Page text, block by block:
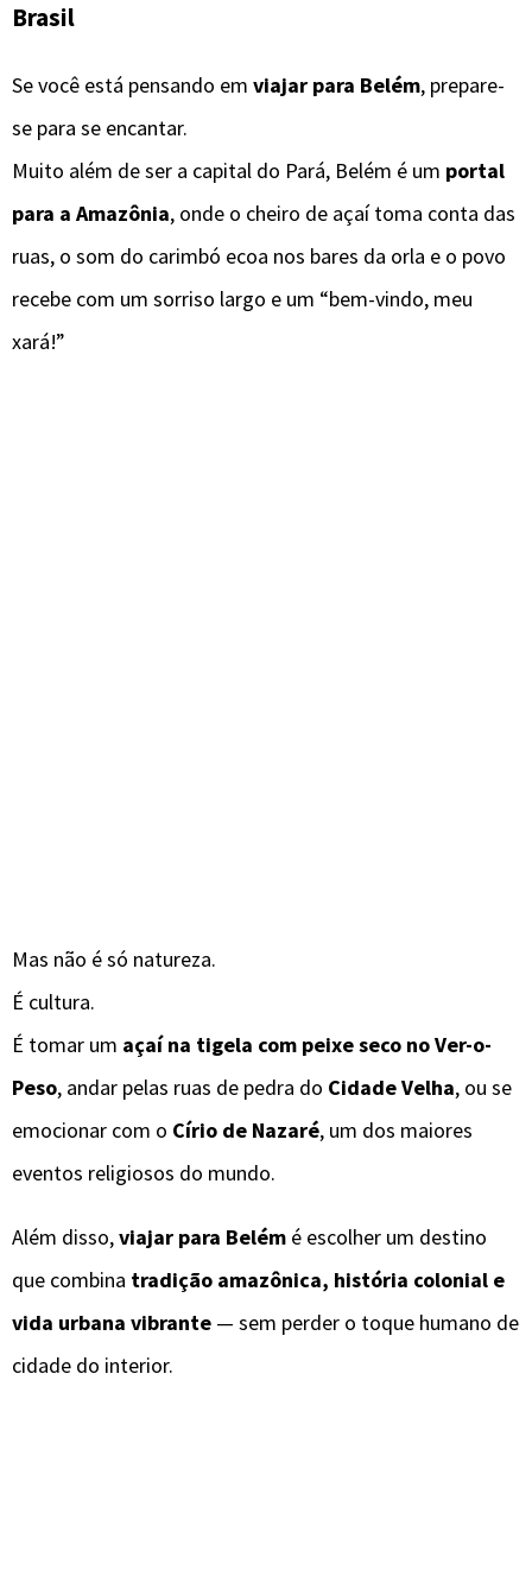
Brasil
Se você está pensando em viajar para Belém, prepare-
se para se encantar.
Muito além de ser a capital do Pará, Belém é um portal
para a Amazônia, onde o cheiro de açaí toma conta das
ruas, o som do carimbó ecoa nos bares da orla e o povo
recebe com um sorriso largo e um “bem-vindo, meu
xará!”
Mas não é só natureza.
É cultura.
É tomar um açaí na tigela com peixe seco no Ver-o-
Peso, andar pelas ruas de pedra do Cidade Velha, ou se
emocionar com o Círio de Nazaré, um dos maiores
eventos religiosos do mundo.
Além disso,viajar para Belém é escolher um destino
que combina tradição amazônica, história colonial e
vida urbana vibrante — sem perder o toque humano de
cidade do interior.